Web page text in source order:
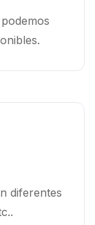
diferentes